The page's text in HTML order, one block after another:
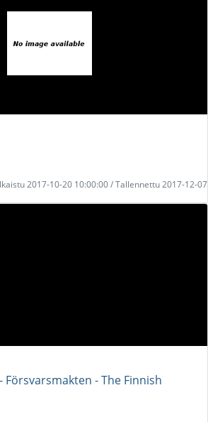
2017-10-20 10:00:00 / Tallennettu 2017-12-07
- The Finnish